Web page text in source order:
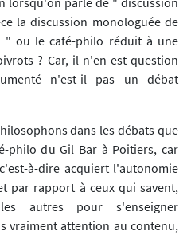
la discussion monologuée de
" ou le café-philo réduit à une
? Car, il n'en est question
n'est-il pas un débat
dans les débats que
philo du Gil Bar à Poitiers, car
à-dire acquiert l'autonomie
par rapport à ceux qui savent,
autres pour s'enseigner
vraiment attention au contenu,